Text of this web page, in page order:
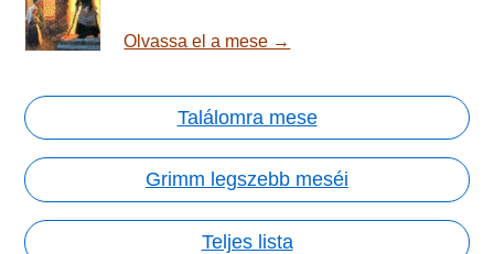
Olvassa el a mese →
Találomra mese
Grimm legszebb meséi
Teljes lista